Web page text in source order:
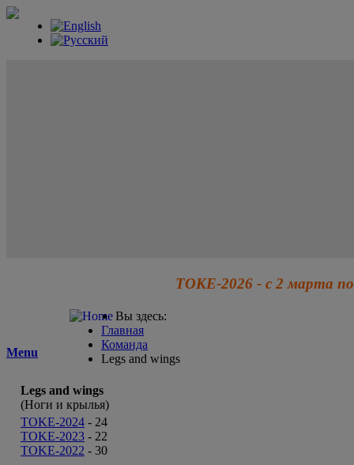
ТОКЕ-2026 - с 2 марта по
Menu
Вы здесь:
Главная
Команда
Legs and wings
Legs and wings
(Ноги и крылья)
TOKE-2024 - 24
TOKE-2023 - 22
TOKE-2022 - 30